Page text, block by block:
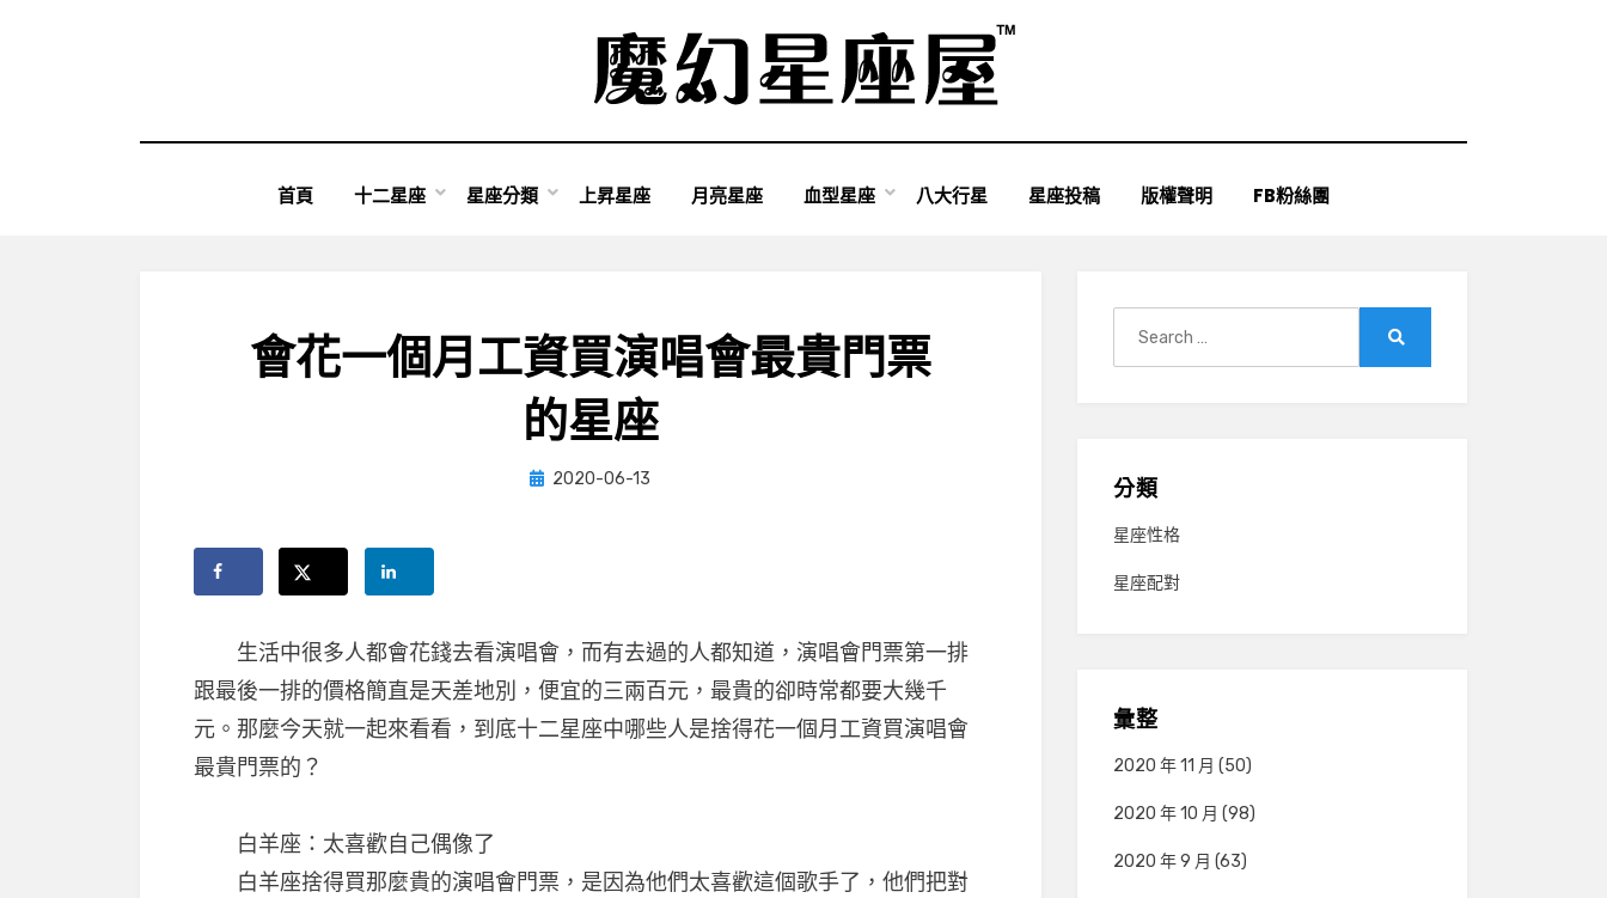
首頁 十二星座 星座分類 上昇星座 月亮星座 血型星座 八大行星 星座投稿 版權聲明 FB粉絲團
會花一個月工資買演唱會最貴門票
的星座
by小編
Posted
2020-06-13
生活中很多人都會花錢去看演唱會，而有去過的人都知道，演唱會門票第一排
跟最後一排的價格簡直是天差地別，便宜的三兩百元，最貴的卻時常都要大幾千
元。那麼今天就一起來看看，到底十二星座中哪些人是捨得花一個月工資買演唱會
最貴門票的？
白羊座：太喜歡自己偶像了
白羊座捨得買那麼貴的演唱會門票，是因為他們太喜歡這個歌手了，他們把對
分類
星座性格
星座配對
彙整
2020 年 11 月 (50)
2020 年 10 月 (98)
2020 年 9 月 (63)